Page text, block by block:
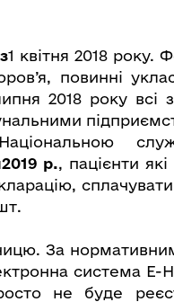
з1 квітня 2018 року.
повинні
2018 року всі
2019 р., пацієнти
За
система E-
не буде